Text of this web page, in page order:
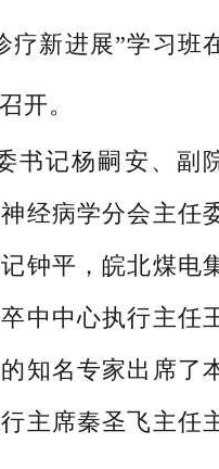
疗新进展”学习班
开。
书记杨嗣安、副
经病学分会主任
钟平，皖北煤电
中中心执行主任
知名专家出席了
主席秦圣飞主任